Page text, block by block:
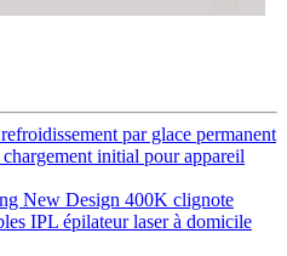
par glace permanent
initial pour appareil
New Design 400K clignote
IPL épilateur laser à domicile